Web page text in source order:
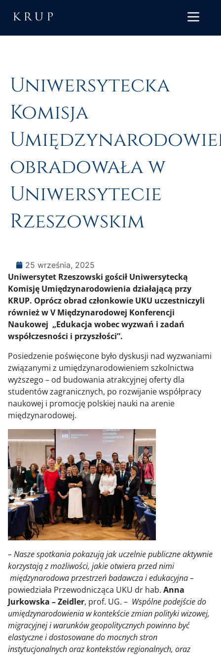
Uniwersytecka
Komisja
obradowała w
Uniwersytecie
Rzeszowskim
25 września, 2025
Uniwersytet Rzeszowski gościł Uniwersytecką
Komisję Umiędzynarodowienia działającą przy
KRUP. Oprócz obrad członkowie UKU uczestniczyli
również w V Międzynarodowej Konferencji
Naukowej „Edukacja wobec wyzwań i zadań
współczesności i przyszłości”.
Posiedzenie poświęcone było dyskusji nad wyzwaniami
związanymi z umiędzynarodowieniem szkolnictwa
wyższego – od budowania atrakcyjnej oferty dla
studentów zagranicznych, po rozwijanie współpracy
naukowej i promocję polskiej nauki na arenie
międzynarodowej.
– Nasze spotkania pokazują jak uczelnie publiczne aktywnie
korzystają z możliwości, jakie otwiera przed nimi
międzynarodowa przestrzeń badawcza i edukacyjna –
powiedziała Przewodnicząca UKU dr hab. Anna
Jurkowska – Zeidler, prof. UG. – Wspólne podejście do
umiędzynarodowienia w kontekście zmian polityki wizowej,
migracyjnej i warunków geopolitycznych powinno być
elastyczne i dostosowane do mocnych stron
instytucjonalnych oraz kontekstów regionalnych, oraz